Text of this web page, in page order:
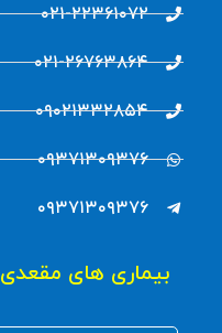
۰۲۱-۲۲۳۶۱۰۷۲
۰۲۱-۲۶۷۶۳۸۶۴
۰۹۰۲۱۳۳۲۸۵۴
۰۹۳۷۱۳۰۹۳۷۶
۰۹۳۷۱۳۰۹۳۷۶
بیماری های مقعدی